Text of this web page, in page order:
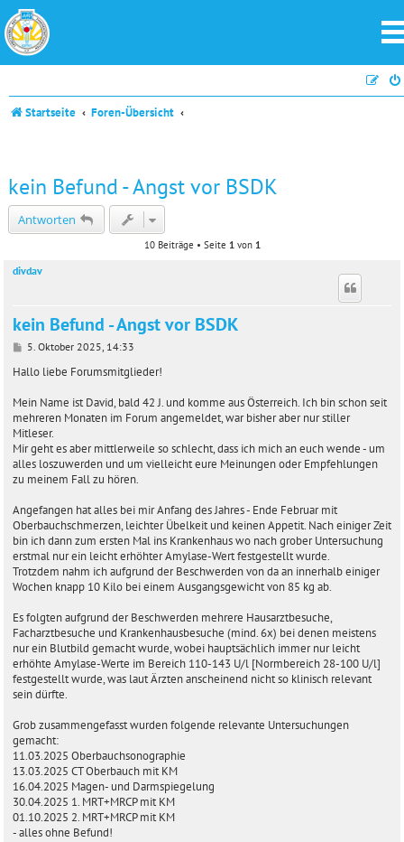
Startseite Foren-Übersicht
kein Befund - Angst vor BSDK
Antworten
10 Beiträge • Seite 1 von 1
divdav
kein Befund - Angst vor BSDK
B
i
a
g
5. Oktober 2025, 14:33
Hallo liebe Forumsmitglieder!
Mein Name ist David, bald 42 J. und komme aus Österreich. Ich bin schon seit
mehreren Monaten im Forum angemeldet, war bisher aber nur stiller
Mitleser.
Mir geht es aber mittlerweile so schlecht, dass ich mich an euch wende - um
alles loszuwerden und um vielleicht eure Meinungen oder Empfehlungen
zu meinem Fall zu hören.
Angefangen hat alles bei mir Anfang des Jahres - Ende Februar mit
Oberbauchschmerzen, leichter Übelkeit und keinen Appetit. Nach einiger Zeit
bin ich dann zum ersten Mal ins Krankenhaus wo nach grober Untersuchung
erstmal nur ein leicht erhöhter Amylase-Wert festgestellt wurde.
Trotzdem nahm ich aufgrund der Beschwerden von da an innerhalb einiger
Wochen knapp 10 Kilo bei einem Ausgangsgewicht von 85 kg ab.
Es folgten aufgrund der Beschwerden mehrere Hausarztbesuche,
Facharztbesuche und Krankenhausbesuche (mind. 6x) bei denen meistens
nur ein Blutbild gemacht wurde, wobei hauptsächlich immer nur leicht
erhöhte Amylase-Werte im Bereich 110-143 U/l [Normbereich 28-100 U/l]
festgestellt wurde, was laut Ärzten anscheinend nicht so klinisch relevant
sein dürfte.
Grob zusammengefasst wurden folgende relevante Untersuchungen
gemacht:
11.03.2025 Oberbauchsonographie
13.03.2025 CT Oberbauch mit KM
16.04.2025 Magen- und Darmspiegelung
30.04.2025 1. MRT+MRCP mit KM
01.10.2025 2. MRT+MRCP mit KM
- alles ohne Befund!